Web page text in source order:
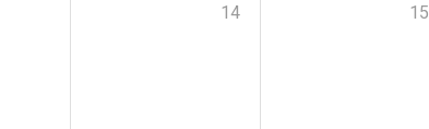
14 15